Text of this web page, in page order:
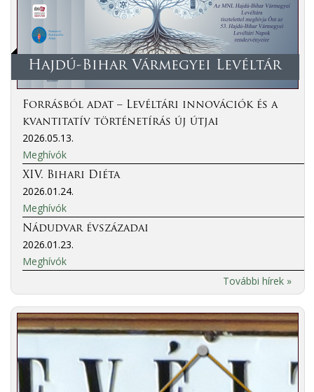
Hajdú-Bihar Vármegyei Levéltár
Forrásból adat – Levéltári innovációk és a
kvantitatív történetírás új útjai
2026.05.13.
Meghívók
XIV. Bihari Diéta
2026.01.24.
Meghívók
Nádudvar évszázadai
2026.01.23.
Meghívók
További hírek »